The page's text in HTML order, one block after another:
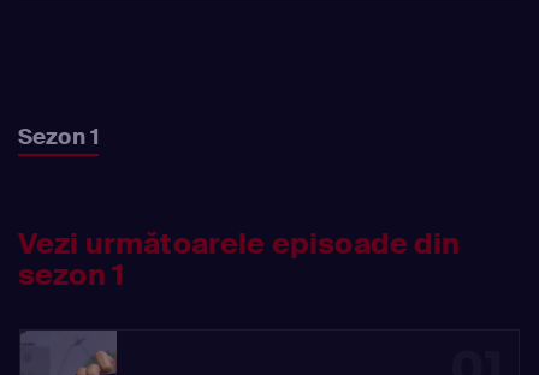
Sezon 1
Vezi următoarele episoade din
sezon 1